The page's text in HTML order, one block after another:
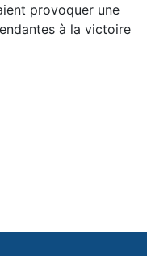
provoquer une
à la victoire